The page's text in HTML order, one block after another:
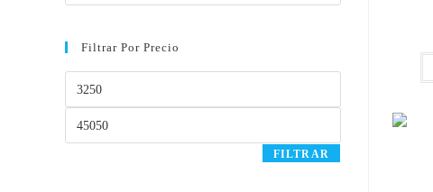
Filtrar Por Precio
FILTRAR